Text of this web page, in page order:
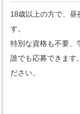
18歳以上の方で、
す。
特別な資格も不要、
誰でも応募できます
ださい。